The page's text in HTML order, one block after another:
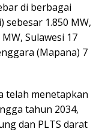
di berbagai
sebesar 1.850 MW,
Sulawesi 17
(Mapana) 7
telah menetapkan
tahun 2034,
dan PLTS darat